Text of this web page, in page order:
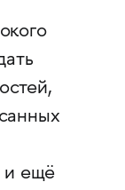
и ещё